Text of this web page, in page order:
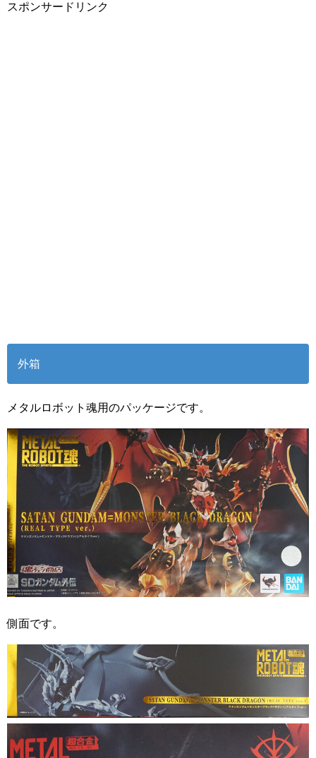
スポンサードリンク
外箱
メタルロボット魂用のパッケージです。
側面です。